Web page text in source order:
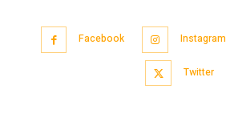
Facebook Instagram
Twitter